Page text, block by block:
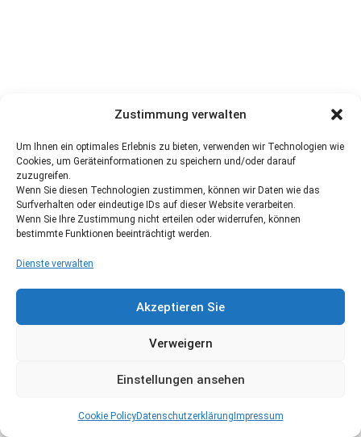
Zustimmung verwalten
Um Ihnen ein optimales Erlebnis zu bieten, verwenden wir Technologien wie
Cookies, um Geräteinformationen zu speichern und/oder darauf
zuzugreifen.
Wenn Sie diesen Technologien zustimmen, können wir Daten wie das
Surfverhalten oder eindeutige IDs auf dieser Website verarbeiten.
Wenn Sie Ihre Zustimmung nicht erteilen oder widerrufen, können
bestimmte Funktionen beeinträchtigt werden.
Dienste verwalten
Akzeptieren Sie
Verweigern
Einstellungen ansehen
Cookie PolicyDatenschutzerklärung Impressum